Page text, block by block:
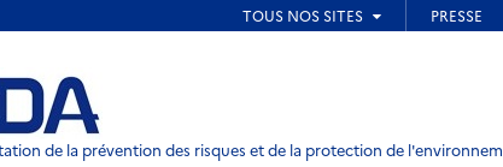
de page
de la prévention des risques et de la protection de